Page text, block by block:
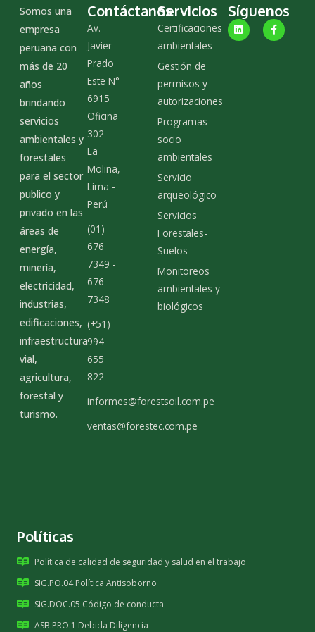
Somos una
empresa
peruana con
más de 20
años
brindando
servicios
ambientales y
forestales
para el sector
publico y
privado en las
áreas de
energía,
minería,
electricidad,
industrias,
edificaciones,
infraestructura
vial,
agricultura,
forestal y
turismo.
Contáctanos
Av.
Javier
Prado
Este N°
6915
Oficina
302 -
La
Molina,
Lima -
Perú
(01)
676
7349 -
676
7348
(+51)
994
655
822
informes@forestsoil.com.pe
ventas@forestec.com.pe
Servicios
Certificaciones
ambientales
Gestión de
permisos y
autorizaciones
Programas
socio
ambientales
Servicio
arqueológico
Servicios
Forestales-
Suelos
Monitoreos
ambientales y
biológicos
Síguenos
L
i
n
F
a
c
Políticas
Política de calidad de seguridad y salud en el trabajo
SIG.PO.04 Política Antisoborno
SIG.DOC.05 Código de conducta
ASB.PRO.1 Debida Diligencia